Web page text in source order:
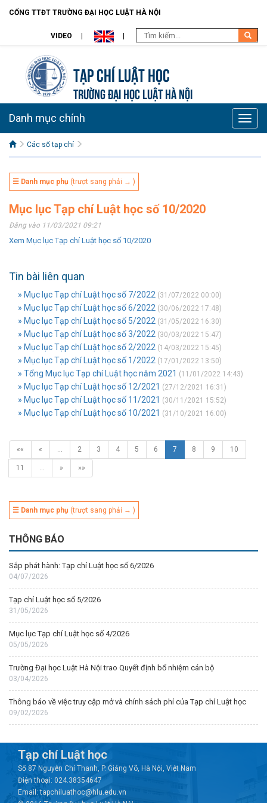
CỔNG TTĐT TRƯỜNG ĐẠI HỌC LUẬT HÀ NỘI
VIDEO
Tạp chí Luật học
TRƯỜNG ĐẠI HỌC LUẬT HÀ NỘI
Toggle
Danh mục chính
Các số tạp chí
☰ Danh mục phụ (trượt sang phải → )
Mục lục Tạp chí Luật học số 10/2020
Đăng vào 11/03/2021 09:21
Xem Mục lục Tạp chí Luật học số 10/2020
Tin bài liên quan
» Mục lục Tạp chí Luật học số 7/2022 (31/07/2022 00:00)
» Mục lục Tạp chí Luật học số 6/2022 (30/06/2022 17:48)
» Mục lục Tạp chí Luật học số 5/2022 (31/05/2022 16:30)
» Mục lục Tạp chí Luật học số 3/2022 (30/03/2022 15:47)
» Mục lục Tạp chí Luật học số 2/2022 (14/03/2022 15:45)
» Mục lục Tạp chí Luật học số 1/2022 (17/01/2022 13:50)
» Tổng Mục lục Tạp chí Luật học năm 2021 (11/01/2022 14:43)
» Mục lục Tạp chí Luật học số 12/2021 (27/12/2021 16:31)
» Mục lục Tạp chí Luật học số 11/2021 (30/11/2021 15:52)
» Mục lục Tạp chí Luật học số 10/2021 (31/10/2021 16:00)
«« « … 2 3 4 5 6 7 8 9 10
11 … » »»
☰ Danh mục phụ (trượt sang phải → )
THÔNG BÁO
Sắp phát hành: Tạp chí Luật học số 6/2026
04/07/2026
Tạp chí Luật học số 5/2026
31/05/2026
Mục lục Tạp chí Luật học số 4/2026
05/05/2026
Trường Đại học Luật Hà Nội trao Quyết định bổ nhiệm cán bộ
03/04/2026
Thông báo về việc truy cập mở và chính sách phí của Tạp chí Luật học
09/02/2026
Tạp chí Luật học
Số 87 Nguyễn Chí Thanh, P. Giảng Võ, Hà Nội, Việt Nam
Điện thoại: 024.38354647
Email: tapchiluathoc@hlu.edu.vn